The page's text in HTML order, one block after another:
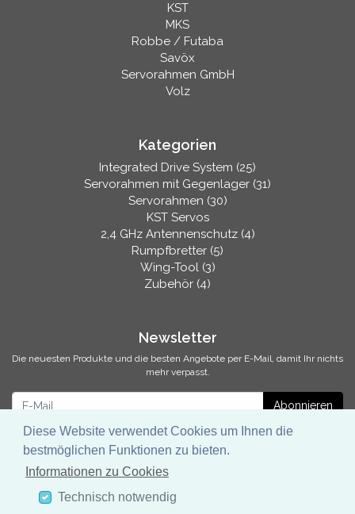
KST
MKS
Robbe / Futaba
Savöx
Servorahmen GmbH
Volz
Kategorien
Integrated Drive System (25)
Servorahmen mit Gegenlager (31)
Servorahmen (30)
KST Servos
2,4 GHz Antennenschutz (4)
Rumpfbretter (5)
Wing-Tool (3)
Zubehör (4)
Newsletter
Die neuesten Produkte und die besten Angebote per E-Mail, damit Ihr nichts
mehr verpasst.
Abonnieren
Diese Website verwendet Cookies um Ihnen die
bestmöglichen Funktionen zu bieten.
Informationen zu Cookies
Technisch notwendig